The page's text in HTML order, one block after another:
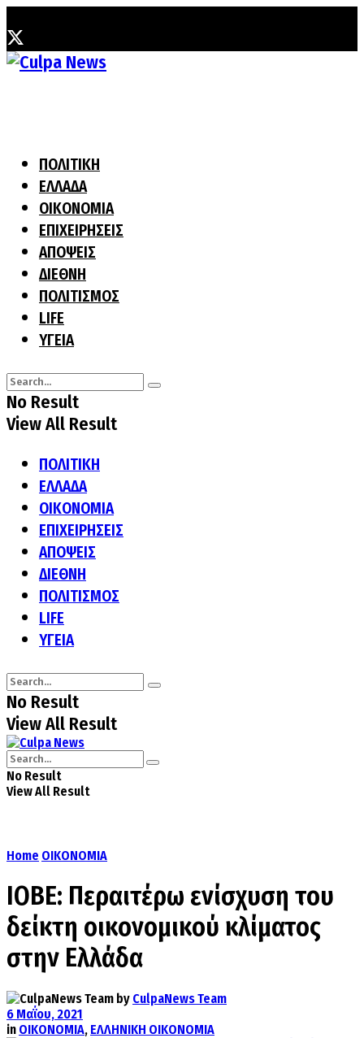
ΠΟΛΙΤΙΚΗ
ΕΛΛΑΔΑ
ΟΙΚΟΝΟΜΙΑ
ΕΠΙΧΕΙΡΗΣΕΙΣ
ΑΠΟΨΕΙΣ
ΔΙΕΘΝΗ
ΠΟΛΙΤΙΣΜΟΣ
LIFE
ΥΓΕΙΑ
No Result
View All Result
ΠΟΛΙΤΙΚΗ
ΕΛΛΑΔΑ
ΟΙΚΟΝΟΜΙΑ
ΕΠΙΧΕΙΡΗΣΕΙΣ
ΑΠΟΨΕΙΣ
ΔΙΕΘΝΗ
ΠΟΛΙΤΙΣΜΟΣ
LIFE
ΥΓΕΙΑ
No Result
View All Result
No Result
View All Result
Home ΟΙΚΟΝΟΜΙΑ
ΙΟΒΕ: Περαιτέρω ενίσχυση του
δείκτη οικονομικού κλίματος
στην Ελλάδα
by CulpaNews Team
6 Μαΐου, 2021
in ΟΙΚΟΝΟΜΙΑ, ΕΛΛΗΝΙΚΗ ΟΙΚΟΝΟΜΙΑ